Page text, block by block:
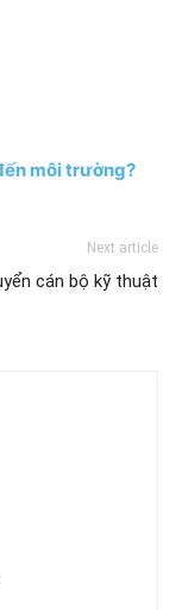
môi trường?
Next article
cán bộ kỹ thuật